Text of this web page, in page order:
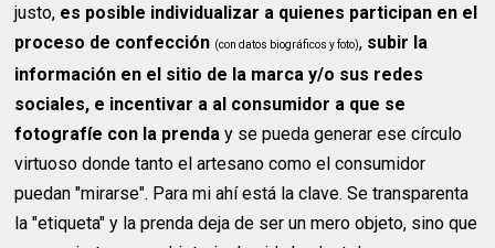
justo, es posible individualizar a quienes participan en el
proceso de confección (con datos biográficos y foto), subir la
información en el sitio de la marca y/o sus redes
sociales, e incentivar a al consumidor a que se
fotografíe con la prenda y se pueda generar ese círculo
virtuoso donde tanto el artesano como el consumidor
puedan "mirarse". Para mi ahí está la clave. Se transparenta
la "etiqueta" y la prenda deja de ser un mero objeto, sino que